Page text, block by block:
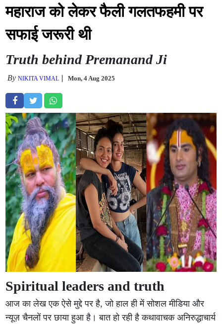
महाराज को लेकर फैली गलतफहमी पर
सफाई जरूरी थी
Truth behind Premanand Ji
ByNIKITA VIMAL Mon, 4 Aug 2025
Spiritual leaders and truth
आज का लेख एक ऐसे मुद्दे पर है, जो हाल ही में सोशल मीडिया और
न्यूज़ चैनलों पर छाया हुआ है। बात हो रही है कथावाचक अनिरुद्धाचार्य